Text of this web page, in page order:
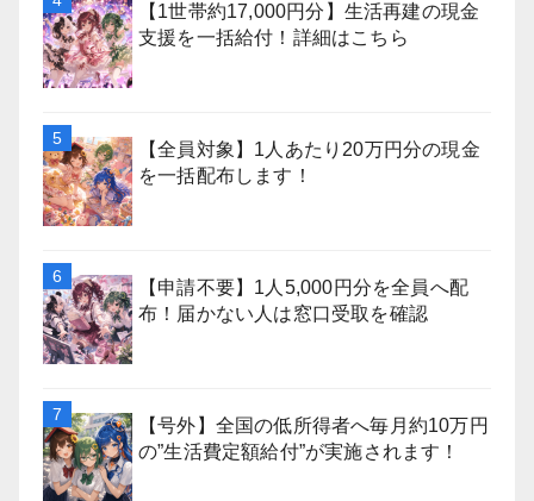
【1世帯約17,000円分】生活再建の現金
支援を一括給付！詳細はこちら
【全員対象】1人あたり20万円分の現金
を一括配布します！
【申請不要】1人5,000円分を全員へ配
布！届かない人は窓口受取を確認
【号外】全国の低所得者へ毎月約10万円
の”生活費定額給付”が実施されます！